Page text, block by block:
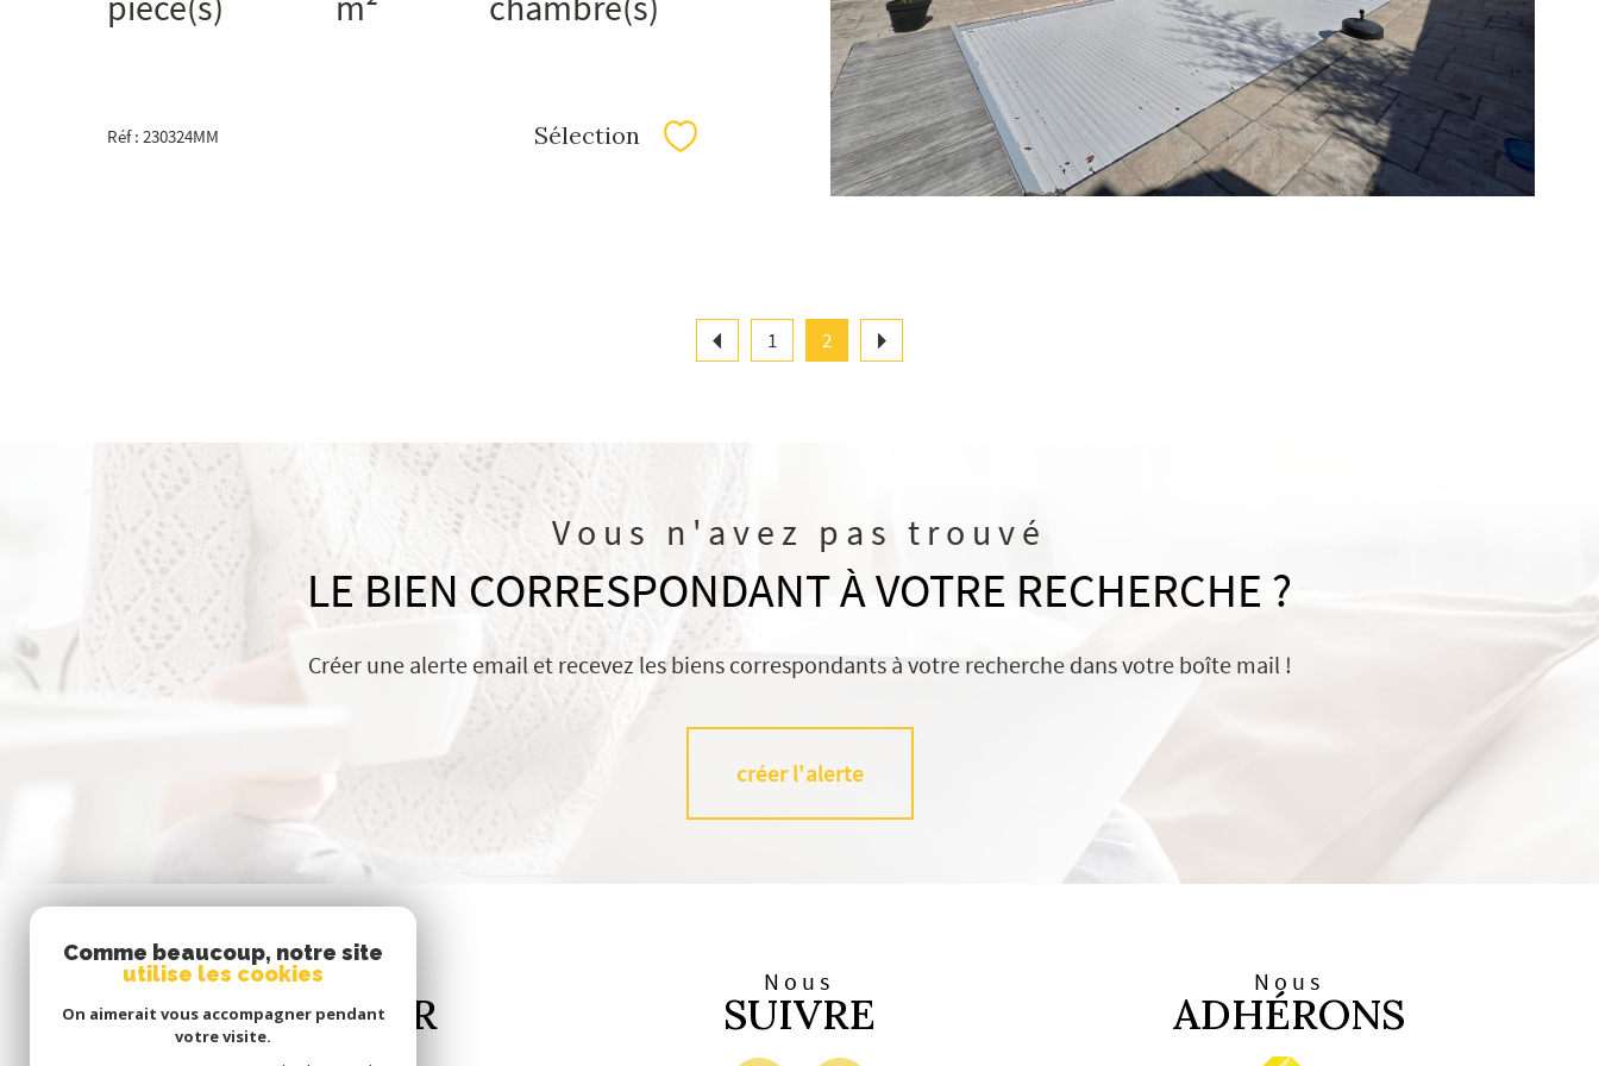
Réf : 230324MM Sélection Sélectionner
1 2
Vous n'avez pas trouvé
LE BIEN CORRESPONDANT À VOTRE RECHERCHE ?
Créer une alerte email et recevez les biens correspondants à votre recherche dans votre boîte mail !
créer l'alerte
Se
CONNECTER
Nous
SUIVRE
Nous
ADHÉRONS
Comme beaucoup, notre site
utilise les cookies
On aimerait vous accompagner pendant
votre visite.